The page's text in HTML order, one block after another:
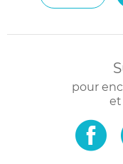
pour
et